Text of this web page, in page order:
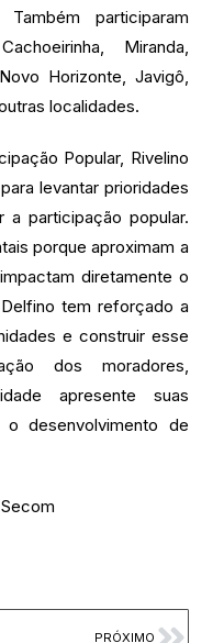
participaram
Miranda,
Horizonte, Javigô,
localidades.
Popular, Rivelino
levantar prioridades
participação popular.
porque aproximam a
diretamente o
tem reforçado a
e construir esse
dos moradores,
apresente suas
desenvolvimento de
PRÓXIMO